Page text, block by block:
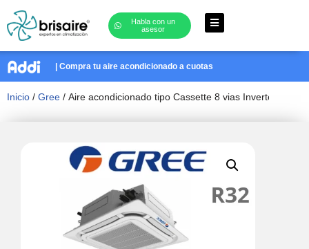
Saltar
al
contenido
Habla con un
asesor
| Compra tu aire acondicionado a cuotas
Inicio / Gree / Aire acondicionado tipo Cassette 8 vias Inverter de